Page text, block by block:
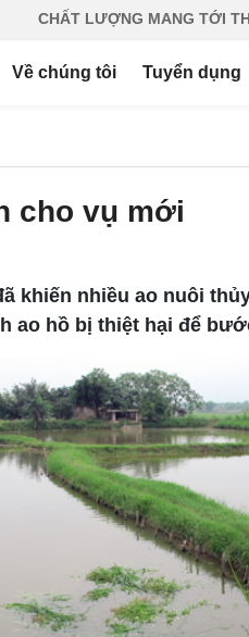
CHẤT LƯỢNG MANG TỚI
Về chúng tôi Tuyển dụng
cho vụ mới
khiến nhiều ao nuôi
hồ bị thiệt hại để